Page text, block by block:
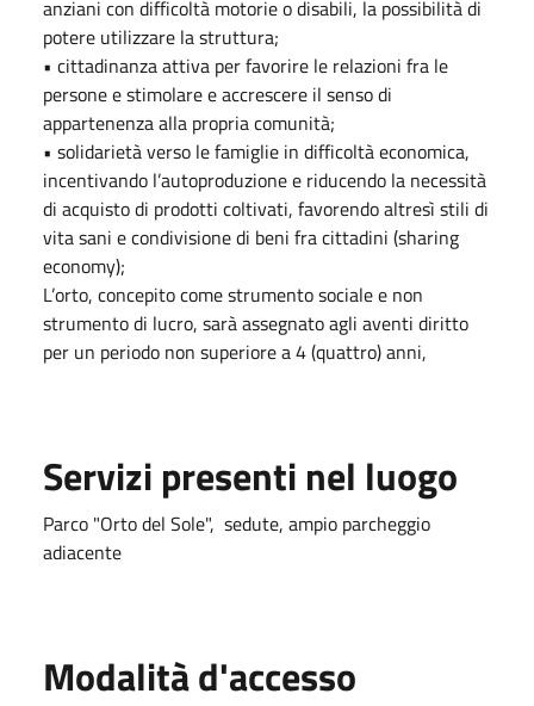
anziani con difficoltà motorie o disabili, la possibilità di
potere utilizzare la struttura;
• cittadinanza attiva per favorire le relazioni fra le
persone e stimolare e accrescere il senso di
appartenenza alla propria comunità;
• solidarietà verso le famiglie in difficoltà economica,
incentivando l’autoproduzione e riducendo la necessità
di acquisto di prodotti coltivati, favorendo altresì stili di
vita sani e condivisione di beni fra cittadini (sharing
economy);
L’orto, concepito come strumento sociale e non
strumento di lucro, sarà assegnato agli aventi diritto
per un periodo non superiore a 4 (quattro) anni,
Servizi presenti nel luogo
Parco "Orto del Sole", sedute, ampio parcheggio
adiacente
Modalità d'accesso